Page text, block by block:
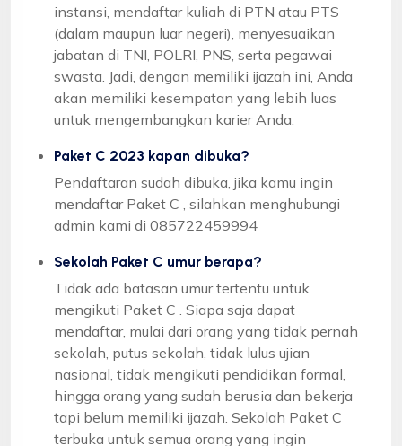
instansi, mendaftar kuliah di PTN atau PTS
(dalam maupun luar negeri), menyesuaikan
jabatan di TNI, POLRI, PNS, serta pegawai
swasta. Jadi, dengan memiliki ijazah ini, Anda
akan memiliki kesempatan yang lebih luas
untuk mengembangkan karier Anda.
Paket C 2023 kapan dibuka?
Pendaftaran sudah dibuka, jika kamu ingin
mendaftar Paket C , silahkan menghubungi
admin kami di 085722459994
Sekolah Paket C umur berapa?
Tidak ada batasan umur tertentu untuk
mengikuti Paket C . Siapa saja dapat
mendaftar, mulai dari orang yang tidak pernah
sekolah, putus sekolah, tidak lulus ujian
nasional, tidak mengikuti pendidikan formal,
hingga orang yang sudah berusia dan bekerja
tapi belum memiliki ijazah. Sekolah Paket C
terbuka untuk semua orang yang ingin